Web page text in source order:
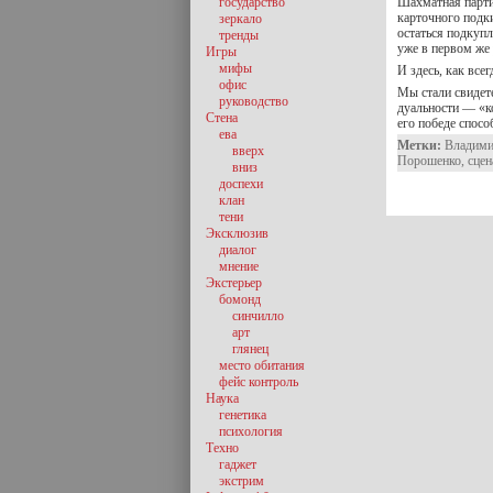
карточного
остаться
уже в первом же
И здесь, как
Мы стали
дуальности —
его победе
Метки:
Порошенко,
зеркало
тренды
Игры
мифы
офис
руководство
Стена
ева
вверх
вниз
доспехи
клан
тени
Эксклюзив
диалог
мнение
Экстерьер
бомонд
синчилло
арт
глянец
место обитания
фейс контроль
Наука
генетика
психология
Техно
гаджет
экстрим